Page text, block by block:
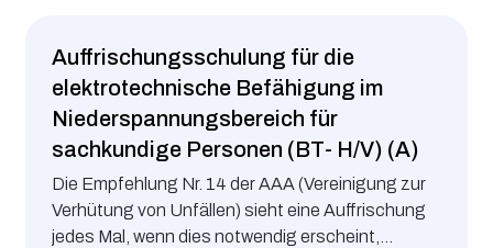
Auffrischungsschulung für die
elektrotechnische Befähigung im
Niederspannungsbereich für
sachkundige Personen (BT- H/V) (A)
Die Empfehlung Nr. 14 der AAA (Vereinigung zur
Verhütung von Unfällen) sieht eine Auffrischung
jedes Mal, wenn dies notwendig erscheint,